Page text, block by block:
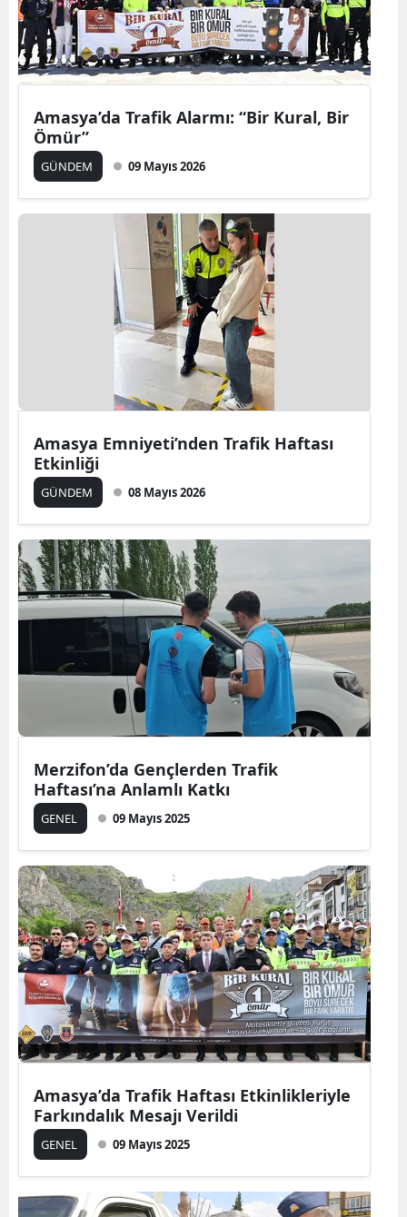
Amasya’da Trafik Alarmı: “Bir Kural, Bir
Ömür”
GÜNDEM 09 Mayıs 2026
Amasya Emniyeti’nden Trafik Haftası
Etkinliği
GÜNDEM 08 Mayıs 2026
Merzifon’da Gençlerden Trafik
Haftası’na Anlamlı Katkı
GENEL 09 Mayıs 2025
Amasya’da Trafik Haftası Etkinlikleriyle
Farkındalık Mesajı Verildi
GENEL 09 Mayıs 2025